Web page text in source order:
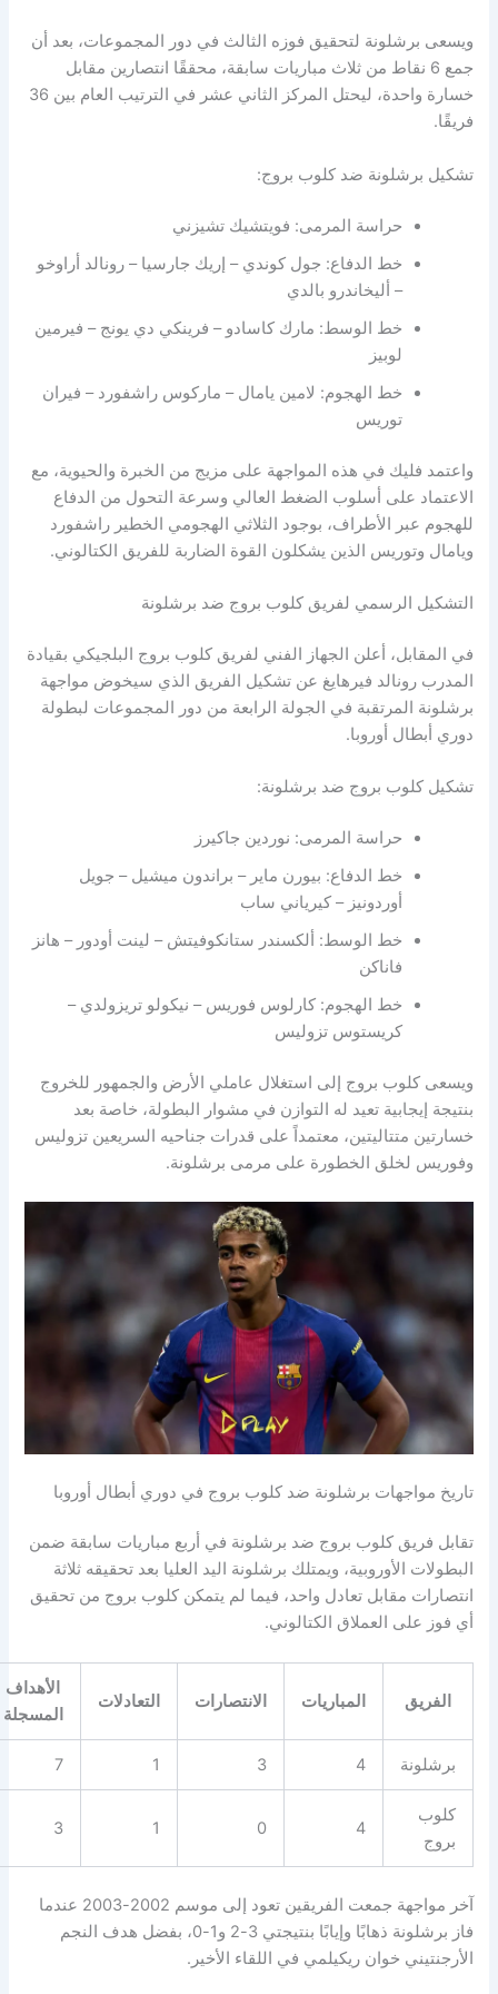
ويسعى برشلونة لتحقيق فوزه الثالث في دور المجموعات، بعد أن
جمع 6 نقاط من ثلاث مباريات سابقة، محققًا انتصارين مقابل
خسارة واحدة، ليحتل المركز الثاني عشر في الترتيب العام بين 36
فريقًا.
تشكيل برشلونة ضد كلوب بروج:
حراسة المرمى: فويتشيك تشيزني
خط الدفاع: جول كوندي – إريك جارسيا – رونالد أراوخو
– أليخاندرو بالدي
خط الوسط: مارك كاسادو – فرينكي دي يونج – فيرمين
لوبيز
خط الهجوم: لامين يامال – ماركوس راشفورد – فيران
توريس
واعتمد فليك في هذه المواجهة على مزيج من الخبرة والحيوية، مع
الاعتماد على أسلوب الضغط العالي وسرعة التحول من الدفاع
للهجوم عبر الأطراف، بوجود الثلاثي الهجومي الخطير راشفورد
ويامال وتوريس الذين يشكلون القوة الضاربة للفريق الكتالوني.
التشكيل الرسمي لفريق كلوب بروج ضد برشلونة
في المقابل، أعلن الجهاز الفني لفريق كلوب بروج البلجيكي بقيادة
المدرب رونالد فيرهايغ عن تشكيل الفريق الذي سيخوض مواجهة
برشلونة المرتقبة في الجولة الرابعة من دور المجموعات لبطولة
دوري أبطال أوروبا.
تشكيل كلوب بروج ضد برشلونة:
حراسة المرمى: نوردين جاكيرز
خط الدفاع: بيورن ماير – براندون ميشيل – جويل
أوردونيز – كيرياني ساب
خط الوسط: ألكسندر ستانكوفيتش – لينت أودور – هانز
فاناكن
خط الهجوم: كارلوس فوريس – نيكولو تريزولدي –
كريستوس تزوليس
ويسعى كلوب بروج إلى استغلال عاملي الأرض والجمهور للخروج
بنتيجة إيجابية تعيد له التوازن في مشوار البطولة، خاصة بعد
خسارتين متتاليتين، معتمداً على قدرات جناحيه السريعين تزوليس
وفوريس لخلق الخطورة على مرمى برشلونة.
تاريخ مواجهات برشلونة ضد كلوب بروج في دوري أبطال أوروبا
تقابل فريق كلوب بروج ضد برشلونة في أربع مباريات سابقة ضمن
البطولات الأوروبية، ويمتلك برشلونة اليد العليا بعد تحقيقه ثلاثة
انتصارات مقابل تعادل واحد، فيما لم يتمكن كلوب بروج من تحقيق
أي فوز على العملاق الكتالوني.
الفريق المباريات الانتصارات التعادلات
الأهداف
المسجلة
برشلونة
كلوب
بروج
آخر مواجهة جمعت الفريقين تعود إلى موسم 2002-2003 عندما
فاز برشلونة ذهابًا وإيابًا بنتيجتي 3-2 و1-0، بفضل هدف النجم
الأرجنتيني خوان ريكيلمي في اللقاء الأخير.